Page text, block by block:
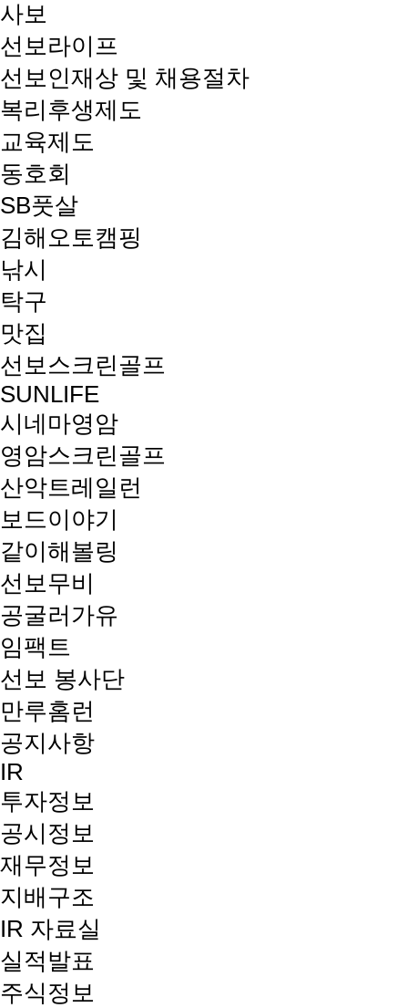
사보
선보라이프
선보인재상 및 채용절차
복리후생제도
교육제도
동호회
SB풋살
김해오토캠핑
낚시
탁구
맛집
선보스크린골프
SUNLIFE
시네마영암
영암스크린골프
산악트레일런
보드이야기
같이해볼링
선보무비
공굴러가유
임팩트
선보 봉사단
만루홈런
공지사항
IR
투자정보
공시정보
재무정보
지배구조
IR 자료실
실적발표
주식정보